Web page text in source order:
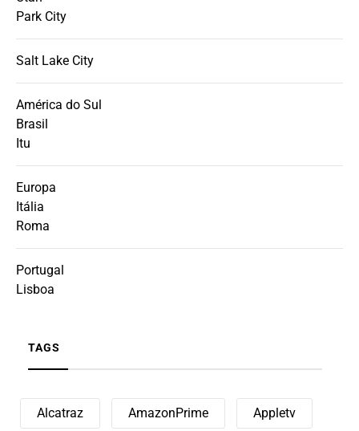
Park City
Salt Lake City
América do Sul
Brasil
Itu
Europa
Itália
Roma
Portugal
Lisboa
TAGS
Alcatraz AmazonPrime Appletv